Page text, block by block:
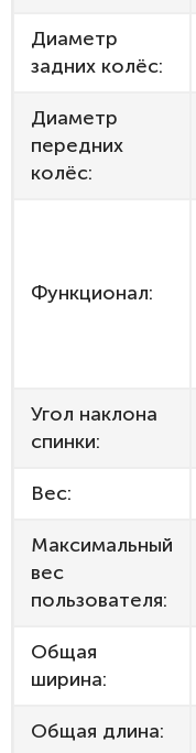
Диаметр
задних колёс:
Диаметр
передних
колёс:
Функционал:
Угол наклона
спинки:
Вес:
Максимальный
вес
пользователя:
Общая
ширина:
Общая длина: